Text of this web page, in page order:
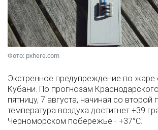
Фото: pxhere.com
Экстренное предупреждение по жаре
Кубани. По прогнозам
пятницу, 7 августа, начиная со второй
температура воздуха достигнет +39
Черноморском побережье - +37°­С.